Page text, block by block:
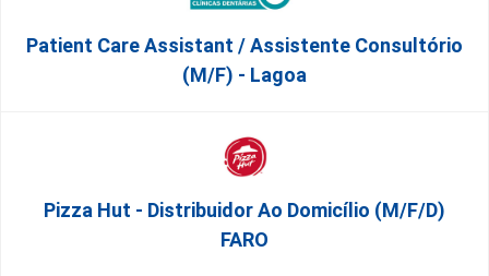
Patient Care Assistant / Assistente Consultório
(M/F) - Lagoa
Pizza Hut - Distribuidor Ao Domicílio (m/f/d)
FARO